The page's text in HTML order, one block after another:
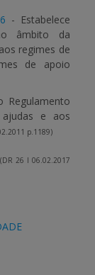
- Estabelece
âmbito da
regimes de
de apoio
Regulamento
e aos
p.1189)
(DR 26 I 06.02.2017